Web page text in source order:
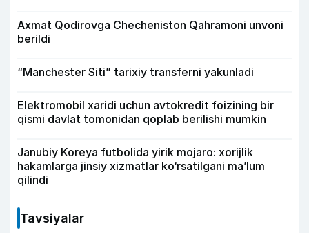
Axmat Qodirovga Checheniston Qahramoni unvoni
berildi
“Manchester Siti” tarixiy transferni yakunladi
Elektromobil xaridi uchun avtokredit foizining bir
qismi davlat tomonidan qoplab berilishi mumkin
Janubiy Koreya futbolida yirik mojaro: xorijlik
hakamlarga jinsiy xizmatlar ko‘rsatilgani ma’lum
qilindi
Tavsiyalar